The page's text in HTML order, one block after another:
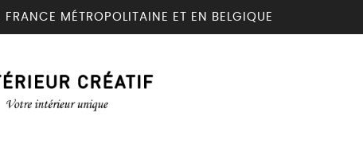
MÉTROPOLITAINE ET EN BELGIQUE